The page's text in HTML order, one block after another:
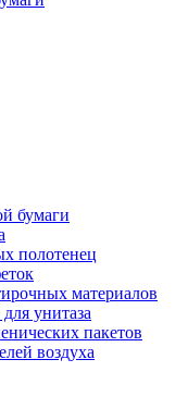
бумаги
полотенец
материалов
унитаза
пакетов
воздуха